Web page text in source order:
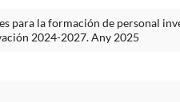
para la formación de personal
2024-2027. Any 2025